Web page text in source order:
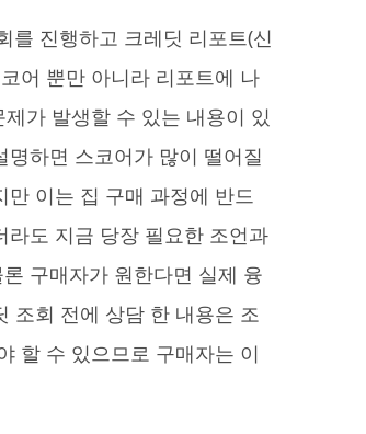
어 뿐만 아니라 리포트에 나
가 발생할 수 있는 내용이 있
하면 스코어가 많이 떨어질
이는 집 구매 과정에 반드
도 지금 당장 필요한 조언과
구매자가 원한다면 실제 융
조회 전에 상담 한 내용은 조
할 수 있으므로 구매자는 이